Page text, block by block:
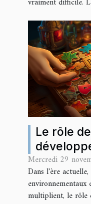
Le rôle
Mercredi 29
Dans l'ère
environnementaux
multiplient, le rôle